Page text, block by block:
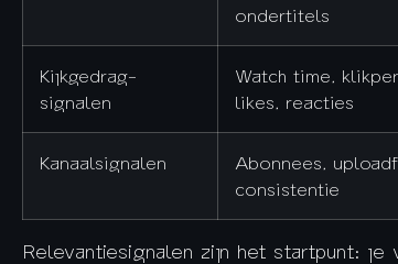
ondertitels
Kijkgedrag-
signalen
Watch time,
likes, reacties
Kanaalsignalen
Abonnees,
consistentie
Relevantiesignalen zijn het startpunt: